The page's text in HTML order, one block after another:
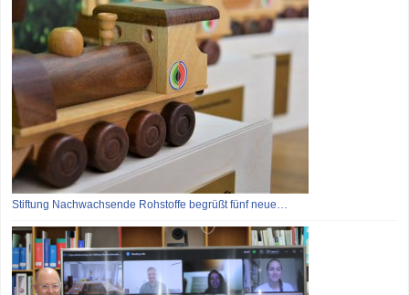
Stiftung Nachwachsende Rohstoffe begrüßt fünf neue…